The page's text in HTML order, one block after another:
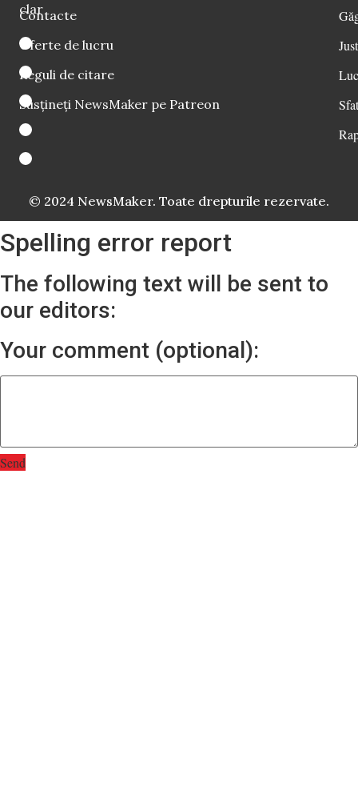
clar
Contacte
Oferte de lucru
Reguli de citare
Susțineți NewsMaker pe Patreon
© 2024 NewsMaker. Toate drepturile rezervate.
Spelling error report
The following text will be sent to
our editors:
Your comment (optional):
Send